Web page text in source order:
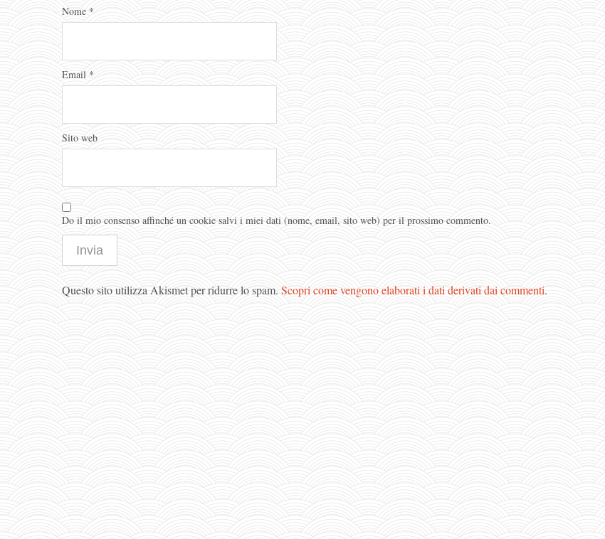
Nome *
Email *
Sito web
Do il mio consenso affinché un cookie salvi i miei dati (nome, email, sito web) per il prossimo commento.
Questo sito utilizza Akismet per ridurre lo spam. Scopri come vengono elaborati i dati derivati dai commenti.